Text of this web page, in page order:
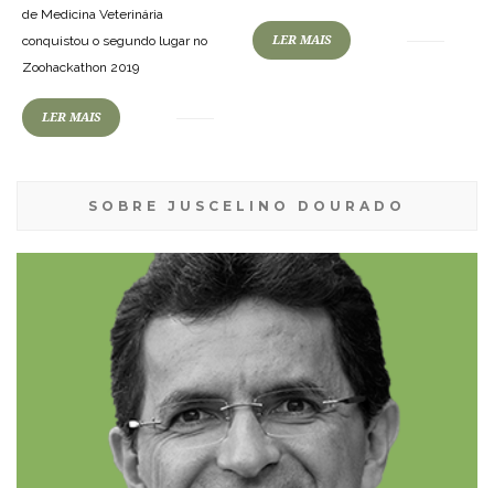
de Medicina Veterinária
conquistou o segundo lugar no
Zoohackathon 2019
LER MAIS
LER MAIS
SOBRE JUSCELINO DOURADO